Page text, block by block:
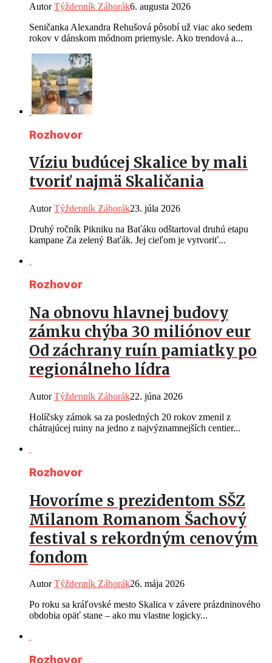
AutorTýždenník Záhorák6. augusta 2026
Seničanka Alexandra Rehušová pôsobí už viac ako sedem
rokov v dánskom módnom priemysle. Ako trendová a...
Rozhovor
Víziu budúcej Skalice by mali
tvoriť najmä Skaličania
AutorTýždenník Záhorák23. júla 2026
Druhý ročník Pikniku na Baťáku odštartoval druhú etapu
kampane Za zelený Baťák. Jej cieľom je vytvoriť...
Rozhovor
Na obnovu hlavnej budovy
zámku chýba 30 miliónov eur
Od záchrany ruín pamiatky po
regionálneho lídra
AutorTýždenník Záhorák22. júna 2026
Holíčsky zámok sa za posledných 20 rokov zmenil z
chátrajúcej ruiny na jedno z najvýznamnejších centier...
Rozhovor
Hovoríme s prezidentom SŠZ
Milanom Romanom Šachový
festival s rekordným cenovým
fondom
AutorTýždenník Záhorák26. mája 2026
Po roku sa kráľovské mesto Skalica v závere prázdninového
obdobia opäť stane – ako mu vlastne logicky...
Rozhovor